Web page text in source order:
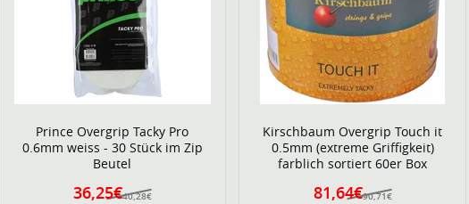
Prince Overgrip Tacky Pro
0.6mm weiss - 30 Stück im Zip
Beutel
40,28€
36,25€
Kirschbaum Overgrip Touch it
0.5mm (extreme Griffigkeit)
farblich sortiert 60er Box
90,71€
81,64€